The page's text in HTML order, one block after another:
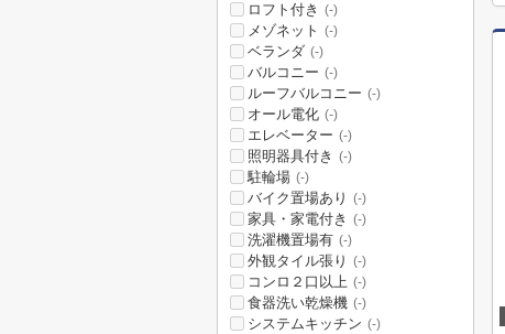
ロフト付き (-)
メゾネット (-)
ベランダ (-)
バルコニー (-)
ルーフバルコニー (-)
オール電化 (-)
エレベーター (-)
照明器具付き (-)
駐輪場 (-)
バイク置場あり (-)
家具・家電付き (-)
洗濯機置場有 (-)
外観タイル張り (-)
コンロ２口以上 (-)
食器洗い乾燥機 (-)
システムキッチン (-)